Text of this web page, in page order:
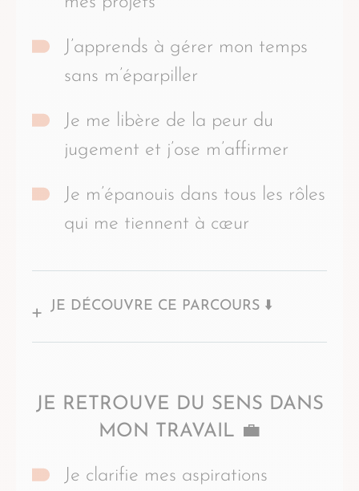
J’apprends à gérer mon temps
sans m’éparpiller
Je me libère de la peur du
jugement et j’ose m’affirmer
Je m’épanouis dans tous les rôles
qui me tiennent à cœur
JE DÉCOUVRE CE PARCOURS ⬇️
JE RETROUVE DU SENS DANS
MON TRAVAIL 💼
Je clarifie mes aspirations